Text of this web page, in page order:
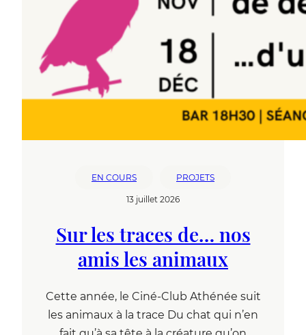
EN COURS PROJETS
13 juillet 2026
Sur les traces de… nos
amis les animaux
Cette année, le Ciné-Club Athénée suit
les animaux à la trace Du chat qui n’en